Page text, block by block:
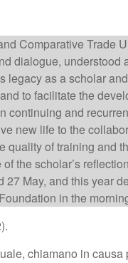
Comparative Trade
dialogue,
as a scholar
to facilitate the
and
new life to the
of training and
the scholar’s
May, and this year
in the
chiamano in